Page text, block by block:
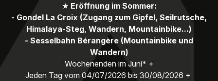
★ Eröffnung im Sommer:
- Gondel La Croix (Zugang zum Gipfel, Seilrutsche,
Himalaya-Steg, Wandern, Mountainbike...)
- Sesselbahn Bérangère (Mountainbike und
Wandern)
Wochenenden im Juni* +
Jeden Tag vom 04/07/2026 bis 30/08/2026 +